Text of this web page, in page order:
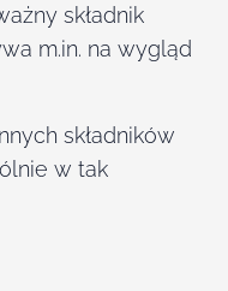
składnik
m.in. na wygląd
składników
w tak